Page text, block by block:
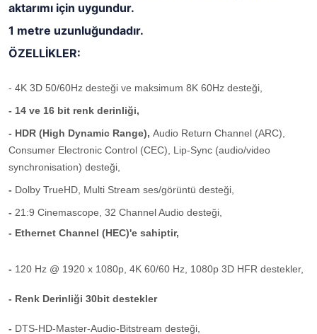
aktarımı için uygundur.
1 metre uzunluğundadır.
ÖZELLİKLER:
- 4K 3D 50/60Hz desteği ve maksimum 8K 60Hz desteği,
- 14 ve 16 bit renk derinliği,
- HDR (High Dynamic Range), Audio Return Channel (ARC),
Consumer Electronic Control (CEC), Lip-Sync (audio/video
synchronisation) desteği,
- Dolby TrueHD, Multi Stream ses/görüntü desteği,
- 21:9 Cinemascope, 32 Channel Audio desteği,
- Ethernet Channel (HEC)'e sahiptir,
- 120 Hz @ 1920 x 1080p, 4K 60/60 Hz, 1080p 3D HFR destekler,
- Renk Derinliği 30bit destekler
- DTS-HD-Master-Audio-Bitstream desteği,